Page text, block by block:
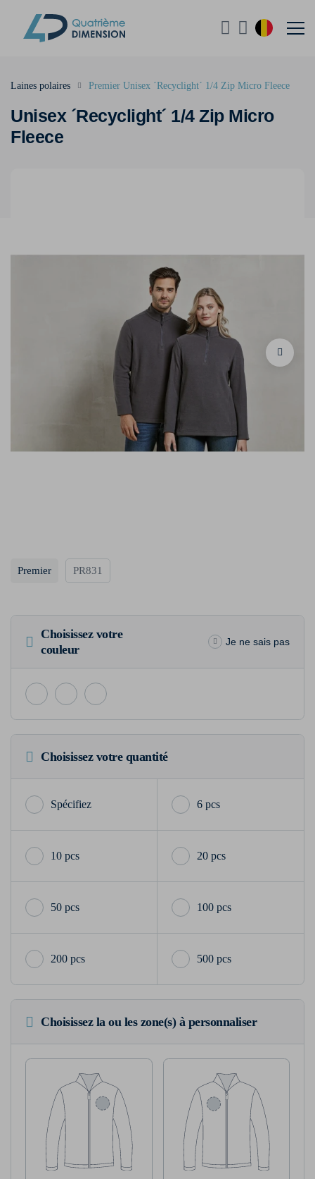
Unisex ´Recyclight´ 1/4 Zip Micro
Fleece
Laines polaires Premier Unisex ´Recyclight´ 1/4 Zip Micro Fleece
Premier PR831
Choisissez votre
couleur
Je ne sais pas
Choisissez votre quantité
6 pcs
10 pcs 20 pcs
50 pcs 100 pcs
200 pcs 500 pcs
Choisissez la ou les zone(s) à personnaliser